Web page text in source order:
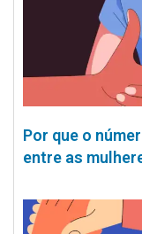
Por que o
entre as